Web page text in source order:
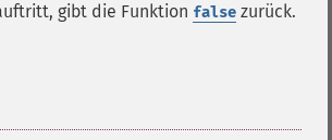
gibt die Funktion false zurück.